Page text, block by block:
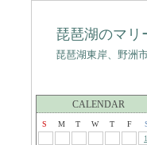
琵琶湖のマ
琵琶湖東岸、野洲
CALENDAR
S M T W T F
1